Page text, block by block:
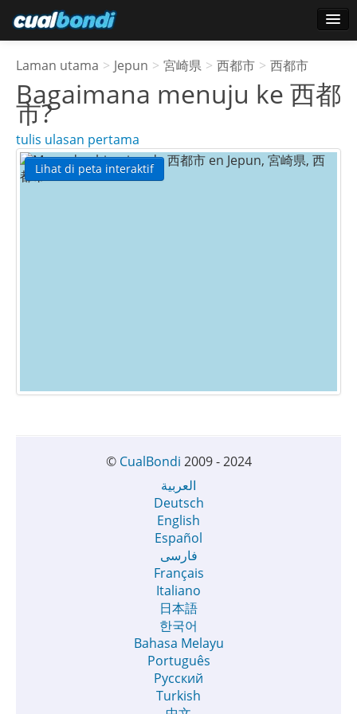
Pengguna bintang
Undian
Laman utama > Jepun > 宮崎県 > 西都市 > 西都市
Bagaimana menuju ke 西都
市?
tulis ulasan pertama
Lihat di peta interaktif
© CualBondi 2009 - 2024
العربية
Deutsch
English
Español
فارسی
Français
Italiano
日本語
한국어
Bahasa Melayu
Português
Русский
Turkish